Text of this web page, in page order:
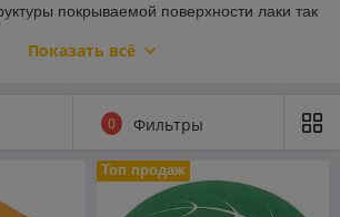
покрываемой поверхности лаки так
ДСП, ДВП, так же покрывают камень,
характер. Актуальные цены
Показать всё
0 Фильтры
Топ продаж